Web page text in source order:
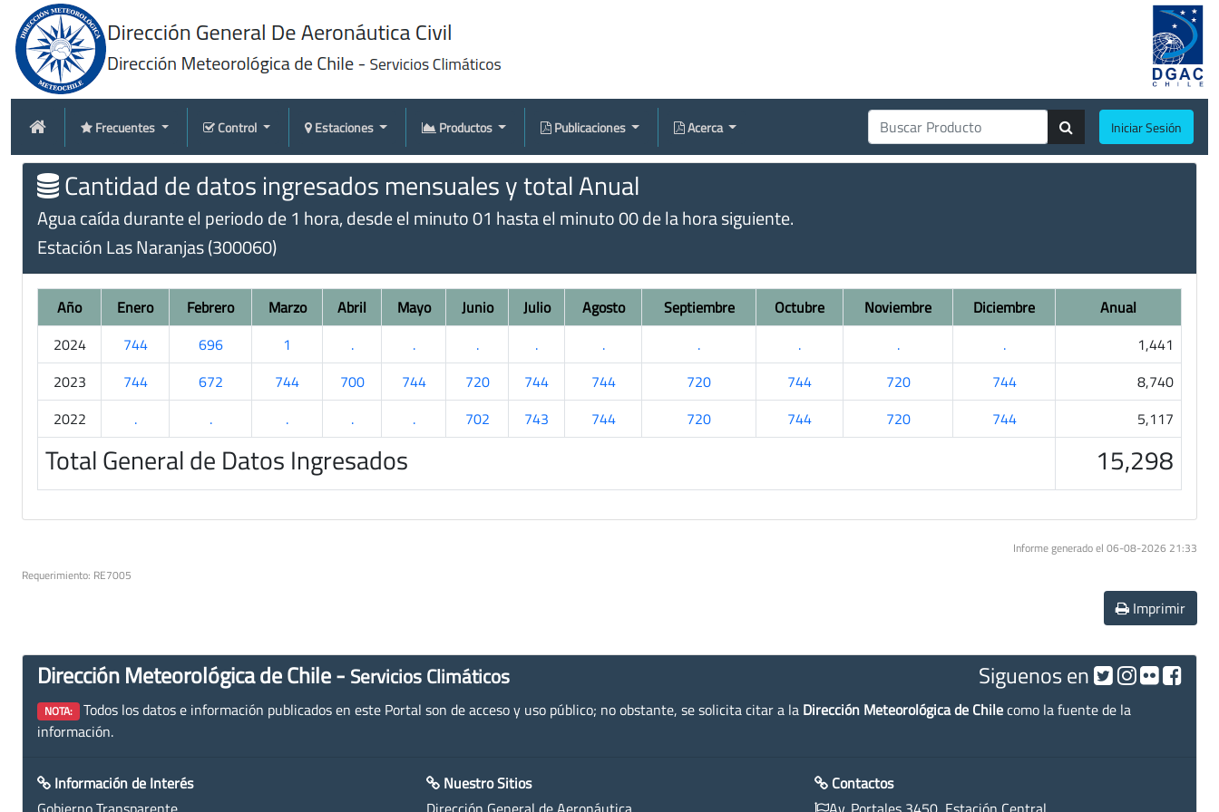
Frecuentes Control Estaciones Productos Publicaciones Acerca Iniciar Sesión
Cantidad de datos ingresados mensuales y total Anual
Agua caída durante el periodo de 1 hora, desde el minuto 01 hasta el minuto 00 de la hora siguiente.
Estación Las Naranjas (300060)
Año Enero Febrero Marzo Abril Mayo Junio Julio Agosto Septiembre Octubre Noviembre Diciembre
Anual
2024
744 696 1 . . . . . . . . .
1,441
2023
744 672 744 700 744 720 744 744 720 744 720 744
8,740
2022
. . . . . 702 743 744 720 744 720 744 5,117
Total General de Datos Ingresados 15,298
Informe generado el 06-08-2026 21:33
Requerimiento: RE7005
Imprimir
Dirección Meteorológica de Chile - Servicios Climáticos Siguenos en
NOTA: Todos los datos e información publicados en este Portal son de acceso y uso público; no obstante, se solicita citar a la Dirección Meteorológica de Chilecomo la fuente de la
información.
Información de Interés
Nuestro Sitios
Contactos